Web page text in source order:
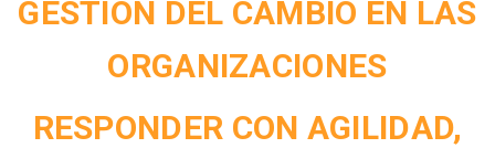
GESTIÓN DEL CAMBIO EN LAS
ORGANIZACIONES
RESPONDER CON AGILIDAD,